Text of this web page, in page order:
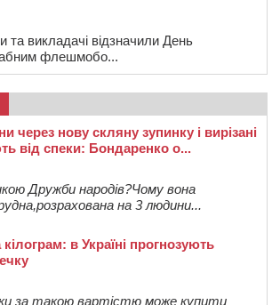
та викладачі відзначили День
флешмобо...
через нову скляну зупинку і вирізані
від спеки: Бондаренко о...
Дружби народів?Чому вона
на 3 людини...
в Україні прогнозують
за такою вартістю може купити